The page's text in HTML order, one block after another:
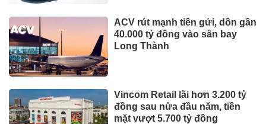
ACV rút mạnh tiền gửi, dồn gần
40.000 tỷ đồng vào sân bay
Long Thành
Vincom Retail lãi hơn 3.200 tỷ
đồng sau nửa đầu năm, tiền
mặt vượt 5.700 tỷ đồng